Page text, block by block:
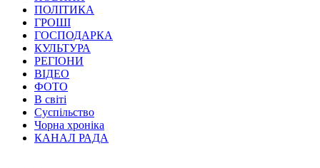
ПОЛІТИКА
ГРОШІ
ГОСПОДАРКА
КУЛЬТУРА
РЕГІОНИ
ВІДЕО
ФОТО
В світі
Суспільство
Чорна хроніка
КАНАЛ РАДА